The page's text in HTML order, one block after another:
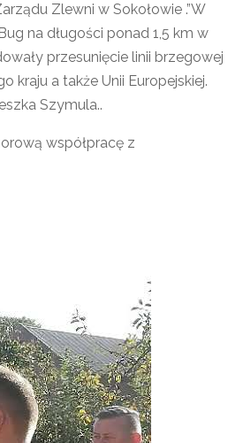
Zlewni w Sokołowie .”W
na długości ponad 1,5 km w
przesunięcie linii brzegowej
kraju a także Unii Europejskiej.
Szymula..
współpracę z